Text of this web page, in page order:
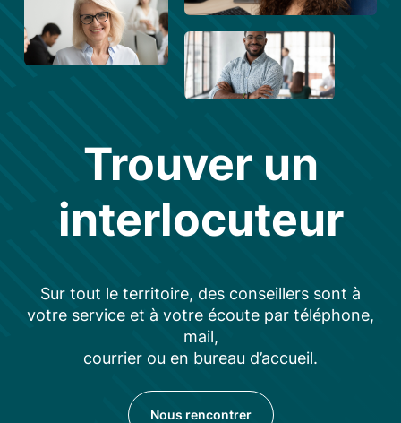
Trouver un
interlocuteur
Sur tout le territoire, des conseillers sont à
votre service et à votre écoute par téléphone,
mail,
courrier ou en bureau d’accueil.
Nous rencontrer